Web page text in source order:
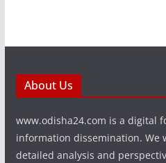
About Us
www.odisha24.com is a digital
information dissemination. We
detailed analysis and